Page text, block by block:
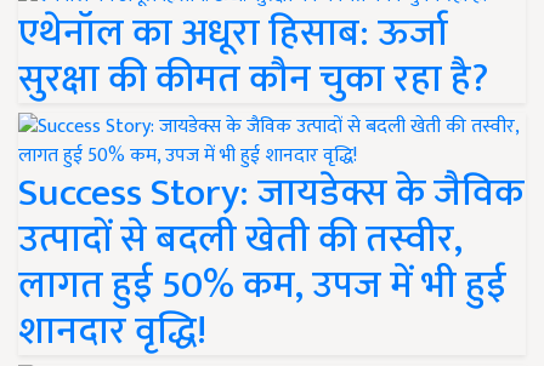
एथेनॉल का अधूरा हिसाब: ऊर्जा
सुरक्षा की कीमत कौन चुका रहा है?
Success Story: जायडेक्स के जैविक
उत्पादों से बदली खेती की तस्वीर,
लागत हुई 50% कम, उपज में भी हुई
शानदार वृद्धि!